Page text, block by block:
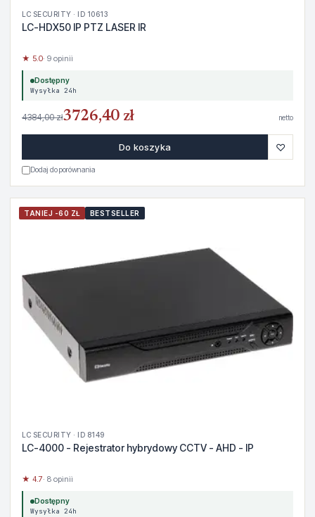
LC SECURITY · ID 10613
LC-HDX50 IP PTZ LASER IR
★ 5.0· 9 opinii
Dostępny
Wysyłka 24h
4384,00 zł3726,40 zł netto
Do koszyka ♡
Dodaj do porównania
TANIEJ -60 ZŁ BESTSELLER
LC SECURITY · ID 8149
LC-4000 - Rejestrator hybrydowy CCTV - AHD - IP
★ 4.7· 8 opinii
Dostępny
Wysyłka 24h